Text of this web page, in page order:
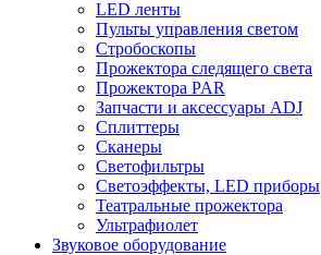
LED ленты
Пульты управления светом
Стробоскопы
Прожектора следящего света
Прожектора PAR
Запчасти и аксессуары ADJ
Сплиттеры
Сканеры
Светофильтры
Светоэффекты, LED приборы
Театральные прожектора
Ультрафиолет
Звуковое оборудование